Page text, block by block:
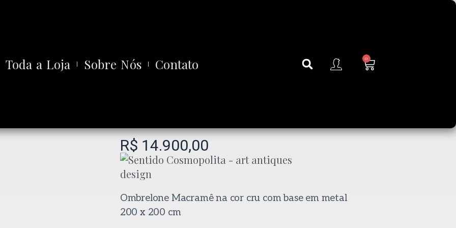
Toda a Loja Sobre Nós Contato 0
R$ 14.900,00
Ombrelone Macramê na cor cru com base em metal
200 x 200 cm